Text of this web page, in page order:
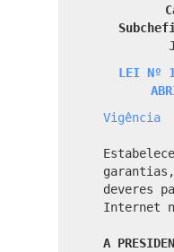
LEI Nº
Vigência
deveres
Internet
A